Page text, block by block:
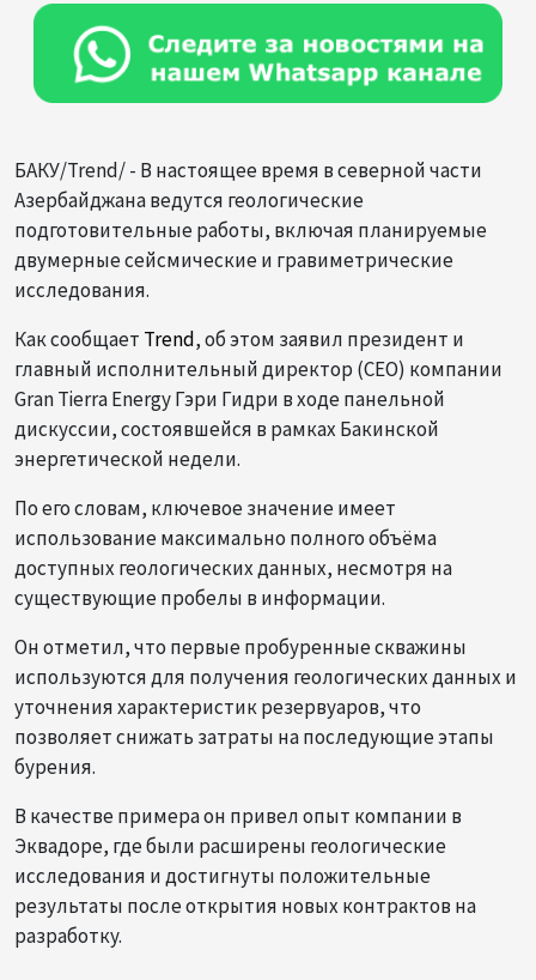
БАКУ/Trend/ - В настоящее время в северной части
Азербайджана ведутся геологические
подготовительные работы, включая планируемые
двумерные сейсмические и гравиметрические
исследования.
Как сообщает Trend, об этом заявил президент и
главный исполнительный директор (CEO) компании
Gran Tierra Energy Гэри Гидри в ходе панельной
дискуссии, состоявшейся в рамках Бакинской
энергетической недели.
По его словам, ключевое значение имеет
использование максимально полного объёма
доступных геологических данных, несмотря на
существующие пробелы в информации.
Он отметил, что первые пробуренные скважины
используются для получения геологических данных и
уточнения характеристик резервуаров, что
позволяет снижать затраты на последующие этапы
бурения.
В качестве примера он привел опыт компании в
Эквадоре, где были расширены геологические
исследования и достигнуты положительные
результаты после открытия новых контрактов на
разработку.